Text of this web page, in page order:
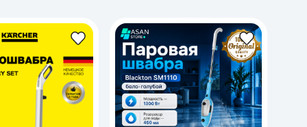
Фитнес-браслеты
Ремешки для часов
Фотоаппараты и видеокамеры
Фотоаппараты
Экшен-камеры